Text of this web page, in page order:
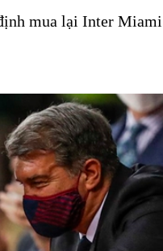
mua lại Inter